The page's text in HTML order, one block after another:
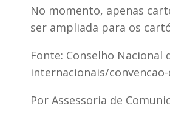
No momento, apenas
ser ampliada para os
Fonte: Conselho
internacionais/
Por Assessoria de